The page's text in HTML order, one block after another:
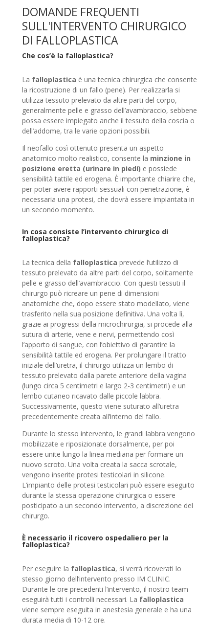
DOMANDE FREQUENTI
SULL'INTERVENTO CHIRURGICO
DI FALLOPLASTICA
Che cos’è la falloplastica?
La falloplastica è una tecnica chirurgica che consente
la ricostruzione di un fallo (pene). Per realizzarla si
utilizza tessuto prelevato da altre parti del corpo,
generalmente pelle e grasso dell’avambraccio, sebbene
possa essere impiegato anche il tessuto della coscia o
dell’addome, tra le varie opzioni possibili.
Il neofallo così ottenuto presenta un aspetto
anatomico molto realistico, consente la minzione in
posizione eretta (urinare in piedi) e possiede
sensibilità tattile ed erogena. È importante chiarire che,
per poter avere rapporti sessuali con penetrazione, è
necessaria una protesi, che dovrà essere impiantata in
un secondo momento.
In cosa consiste l’intervento chirurgico di
falloplastica?
La tecnica della falloplastica prevede l’utilizzo di
tessuto prelevato da altre parti del corpo, solitamente
pelle e grasso dell’avambraccio. Con questi tessuti il
chirurgo può ricreare un pene di dimensioni
anatomiche che, dopo essere stato modellato, viene
trasferito nella sua posizione definitiva. Una volta lì,
grazie ai progressi della microchirurgia, si procede alla
sutura di arterie, vene e nervi, permettendo così
l’apporto di sangue, con l’obiettivo di garantire la
sensibilità tattile ed erogena. Per prolungare il tratto
iniziale dell’uretra, il chirurgo utilizza un lembo di
tessuto prelevato dalla parete anteriore della vagina
(lungo circa 5 centimetri e largo 2-3 centimetri) e un
lembo cutaneo ricavato dalle piccole labbra.
Successivamente, questo viene suturato all’uretra
precedentemente creata all’interno del fallo.
Durante lo stesso intervento, le grandi labbra vengono
mobilizzate e riposizionate dorsalmente, per poi
essere unite lungo la linea mediana per formare un
nuovo scroto. Una volta creata la sacca scrotale,
vengono inserite protesi testicolari in silicone.
L’impianto delle protesi testicolari può essere eseguito
durante la stessa operazione chirurgica o essere
posticipato a un secondo intervento, a discrezione del
chirurgo.
È necessario il ricovero ospedaliero per la
falloplastica?
Per eseguire la falloplastica, si verrà ricoverati lo
stesso giorno dell’intervento presso IM CLINIC.
Durante le ore precedenti l’intervento, il nostro team
eseguirà tutti i controlli necessari. La falloplastica
viene sempre eseguita in anestesia generale e ha una
durata media di 10-12 ore.